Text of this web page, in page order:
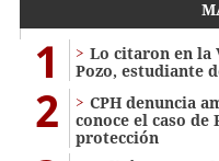
1
Lo citaron en la
Pozo, estudiante
2
CPH denuncia
conoce el caso de
protección